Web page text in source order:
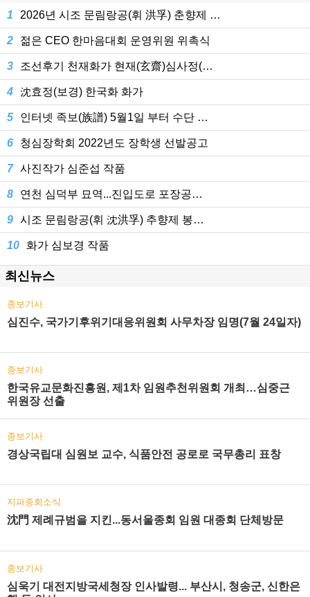
1 2026년 시조 문림랑공(휘 洪孚) 춘향제 …
2 젊은 CEO 한마음대회 운영위원 위촉식
3 조선후기 천재화가 현재(玄齋)심사정(…
4 沈효정(보경) 한국화 화가
5 인터넷 족보(族譜) 5월1일 부터 수단 …
6 청심장학회 2022년도 장학생 선발공고
7 사진작가 심준섭 작품
8 연천 심덕부 묘역...진입도로 포장공…
9 시조 문림랑공(휘 沈洪孚) 추향제 봉…
10 화가 심보경 작품
최신뉴스
종보기사
심진수, 국가기후위기대응위원회 사무차장 임명(7월 24일자)
종보기사
한국유교문화진흥원, 제1차 임원추천위원회 개최…심중근
위원장 선출
종보기사
경상국립대 심원보 교수, 식품안전 공로로 국무총리 표창
지파종회소식
沈門 제례규범을 지킨...동서울종회 임원 대종회 단체방문
종보기사
심욱기 대전지방국세청장 인사발령... 부산시, 청송군, 신한은